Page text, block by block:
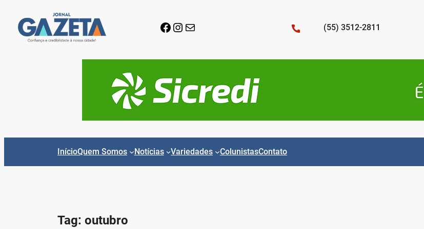
para
Facebook
Instagram
E-mail (55) 3512-2811
InícioQuem Somos Notícias Variedades ColunistasContato
Tag: outubro